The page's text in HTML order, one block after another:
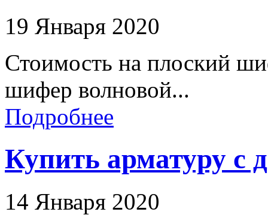
19 Января 2020
Стоимость на плоский
шифер волновой...
Подробнее
Купить арматуру с
14 Января 2020